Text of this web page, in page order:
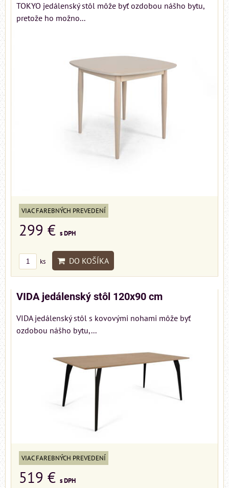
TOKYO jedálenský stôl môže byť ozdobou nášho bytu,
pretože ho možno...
VIAC FAREBNÝCH PREVEDENÍ
299 € s DPH
ks DO KOŠÍKA
VIDA jedálenský stôl 120x90 cm
VIDA jedálenský stôl s kovovými nohami môže byť
ozdobou nášho bytu,...
VIAC FAREBNÝCH PREVEDENÍ
519 € s DPH